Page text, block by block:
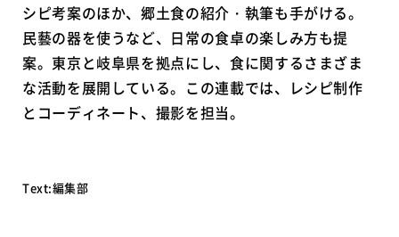
シピ考案のほか、郷土食の紹介・執筆も手がける。
民藝の器を使うなど、日常の食卓の楽しみ方も提
案。東京と岐阜県を拠点にし、食に関するさまざま
な活動を展開している。この連載では、レシピ制作
とコーディネート、撮影を担当。
Text:編集部